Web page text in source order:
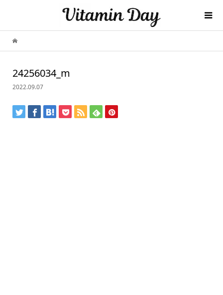
24256034_m
2022.09.07